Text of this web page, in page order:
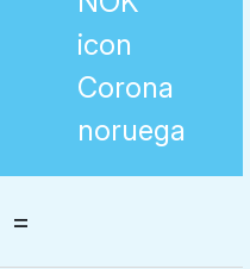
Corona
noruega
=